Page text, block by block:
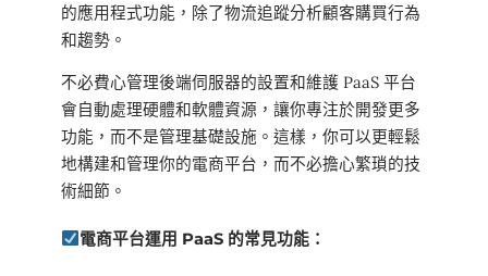
的應用程式功能，除了物流追蹤分析顧客購買行為
和趨勢。
不必費心管理後端伺服器的設置和維護 PaaS 平台
會自動處理硬體和軟體資源，讓你專注於開發更多
功能，而不是管理基礎設施。這樣，你可以更輕鬆
地構建和管理你的電商平台，而不必擔心繁瑣的技
術細節。
電商平台運用 PaaS 的常見功能：